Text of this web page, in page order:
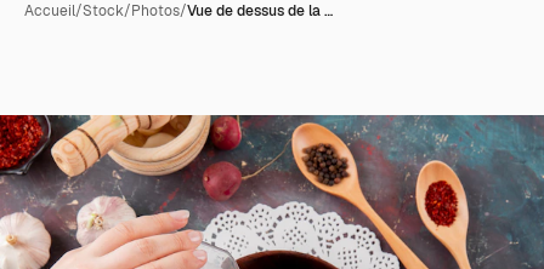
Accueil/Stock/Photos/Vue de dessus de la …